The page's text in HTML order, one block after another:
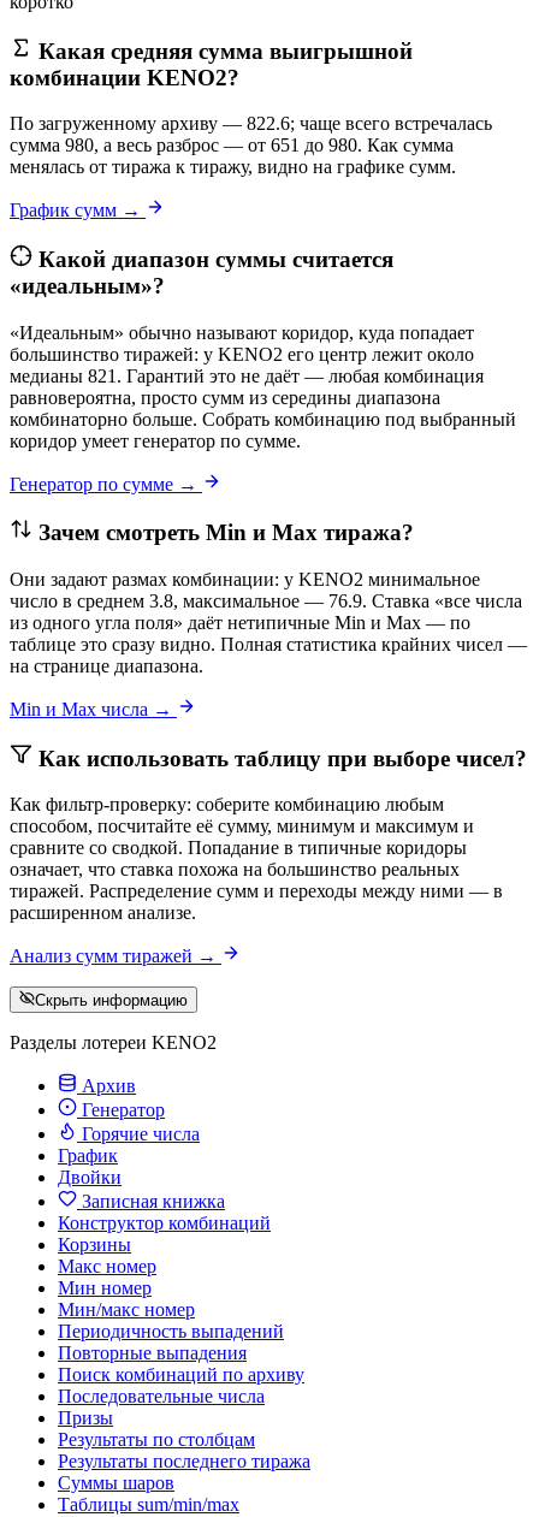
Какая средняя сумма выигрышной
комбинации KENO2?
По загруженному архиву — 822.6; чаще всего встречалась
сумма 980, а весь разброс — от 651 до 980. Как сумма
менялась от тиража к тиражу, видно на графике сумм.
График сумм →
Какой диапазон суммы считается
«идеальным»?
«Идеальным» обычно называют коридор, куда попадает
большинство тиражей: у KENO2 его центр лежит около
медианы 821. Гарантий это не даёт — любая комбинация
равновероятна, просто сумм из середины диапазона
комбинаторно больше. Собрать комбинацию под выбранный
коридор умеет генератор по сумме.
Генератор по сумме →
Зачем смотреть Min и Max тиража?
Они задают размах комбинации: у KENO2 минимальное
число в среднем 3.8, максимальное — 76.9. Ставка «все числа
из одного угла поля» даёт нетипичные Min и Max — по
таблице это сразу видно. Полная статистика крайних чисел —
на странице диапазона.
Min и Max числа →
Как использовать таблицу при выборе чисел?
Как фильтр-проверку: соберите комбинацию любым
способом, посчитайте её сумму, минимум и максимум и
сравните со сводкой. Попадание в типичные коридоры
означает, что ставка похожа на большинство реальных
тиражей. Распределение сумм и переходы между ними — в
расширенном анализе.
Анализ сумм тиражей →
Скрыть информацию
Разделы лотереи KENO2
Архив
Генератор
Горячие числа
График
Двойки
Записная книжка
Конструктор комбинаций
Корзины
Макс номер
Мин номер
Мин/макс номер
Периодичность выпадений
Повторные выпадения
Поиск комбинаций по архиву
Последовательные числа
Призы
Результаты по столбцам
Результаты последнего тиража
Суммы шаров
Таблицы sum/min/max